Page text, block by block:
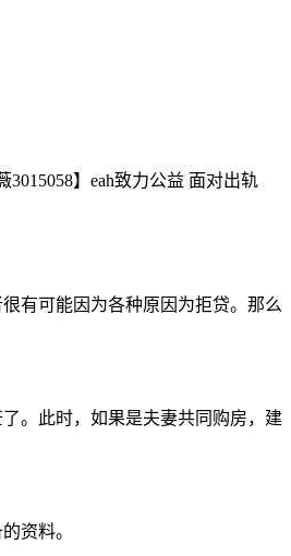
】eah致力公益 面对出轨
有可能因为各种原因为拒贷。那么
。此时，如果是夫妻共同购房，建
资料。